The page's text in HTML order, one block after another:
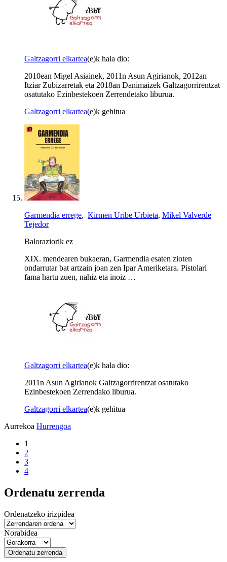
Galtzagorri elkartea(e)k hala dio:
2010ean Migel Asiainek, 2011n Asun Agirianok, 2012an
Itziar Zubizarretak eta 2018an Danimaizek Galtzagorrirentzat
osatutako Ezinbestekoen Zerrendetako liburua.
Galtzagorri elkartea(e)k gehitua
Garmendia errege, Kirmen Uribe Urbieta, Mikel Valverde
Tejedor
Baloraziorik ez
XIX. mendearen bukaeran, Garmendia esaten zioten
ondarrutar bat artzain joan zen Ipar Ameriketara. Pistolari
fama hartu zuen, nahiz eta inoiz …
Galtzagorri elkartea(e)k hala dio:
2011n Asun Agirianok Galtzagorrirentzat osatutako
Ezinbestekoen Zerrendako liburua.
Galtzagorri elkartea(e)k gehitua
Aurrekoa Hurrengoa
1
2
3
4
Ordenatu zerrenda
Ordenatzeko irizpidea
Norabidea
Ordenatu zerrenda